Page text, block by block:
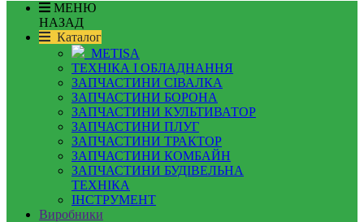
МЕНЮ
НАЗАД
Каталог
METISA
ТЕХНІКА І ОБЛАДНАННЯ
ЗАПЧАСТИНИ СІВАЛКА
ЗАПЧАСТИНИ БОРОНА
ЗАПЧАСТИНИ КУЛЬТИВАТОР
ЗАПЧАСТИНИ ПЛУГ
ЗАПЧАСТИНИ ТРАКТОР
ЗАПЧАСТИНИ КОМБАЙН
ЗАПЧАСТИНИ БУДІВЕЛЬНА
ТЕХНІКА
ІНСТРУМЕНТ
Виробники